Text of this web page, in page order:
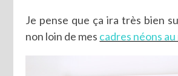
Je pense que ça ira très bien
non loin de mes cadres néons